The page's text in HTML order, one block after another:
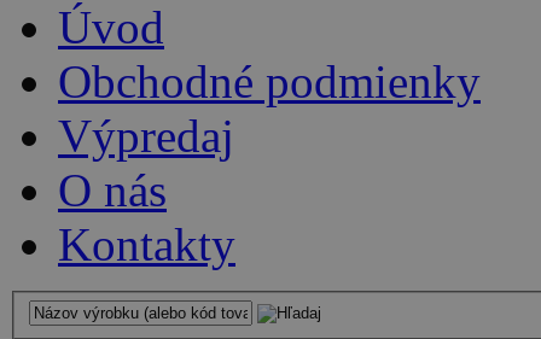
Úvod
Obchodné podmienky
Výpredaj
O nás
Kontakty